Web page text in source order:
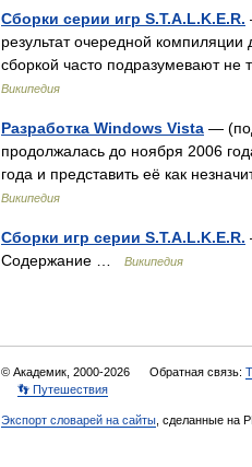
Сборки серии игр S.T.A.L.K.E.R.
результат очередной
сборкой часто подразумевают
Википедия
Разработка Windows Vista —
продолжалась до ноября 2006
года и представить её как
Википедия
Сборки игр серии S.T.A.L.K.E.R.
Содержание …
Википедия
© Академик, 2000-2026 Обратная связь:
👣 Путешествия
Экспорт словарей на сайты , сделанные на